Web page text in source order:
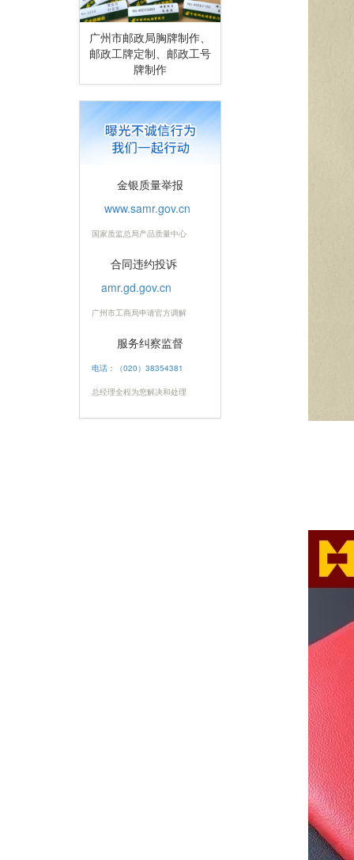
广州市邮政局胸牌制作、
邮政工牌定制、邮政工号
牌制作
金银质量举报
www.samr.gov.cn
国家质监总局产品质量中心
合同违约投诉
amr.gd.gov.cn
广州市工商局申请官方调解
服务纠察监督
电话：（020）38354381
总经理全程为您解决和处理